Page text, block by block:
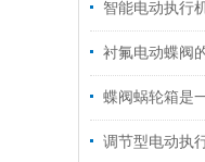
衬氟电动蝶阀
蝶阀蜗轮箱是